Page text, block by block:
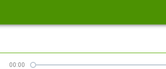
00:00